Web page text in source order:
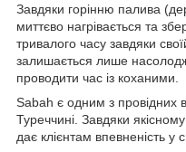
Завдяки горінню палива
миттєво нагрівається та
тривалого часу завдяки
залишається лише
проводити час із коханими.
Sabah є одним з провідних
Туреччині. Завдяки
дає клієнтам впевненість у